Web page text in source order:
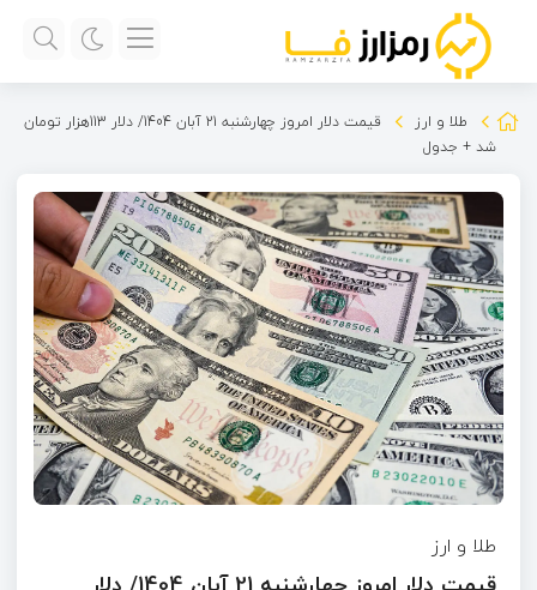
طلا و ارز
قیمت دلار امروز چهارشنبه 21 آبان 1404/ دلار 113هزار تومان
شد + جدول
طلا و ارز